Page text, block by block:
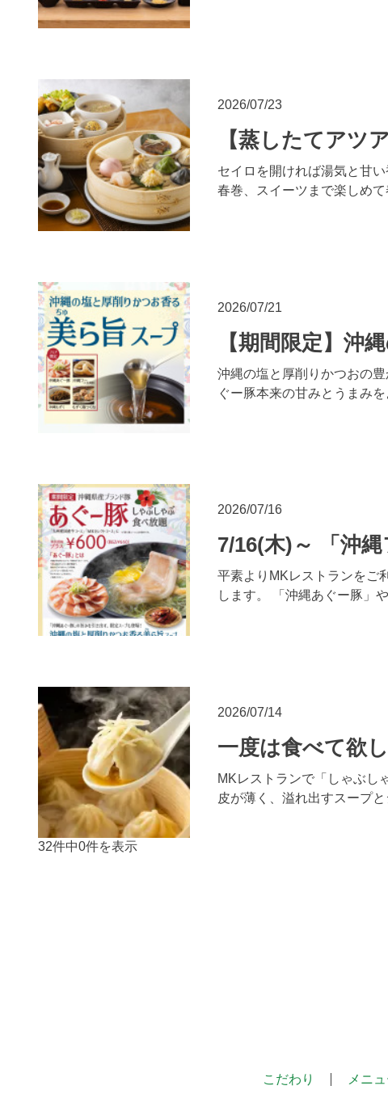
2026/07/23
【蒸したてアツ
セイロを開ければ湯気と甘
春巻、スイーツまで楽しめ
2026/07/21
【期間限定】沖
沖縄の塩と厚削りかつおの
ぐー豚本来の甘みとうまみ
2026/07/16
7/16(木)～ 「沖
平素よりMKレストランをご
します。 「沖縄あぐー豚」
2026/07/14
一度は食べて欲
MKレストランで「しゃぶし
皮が薄く、溢れ出すスープ
32件中0件を表示
こだわり メニ